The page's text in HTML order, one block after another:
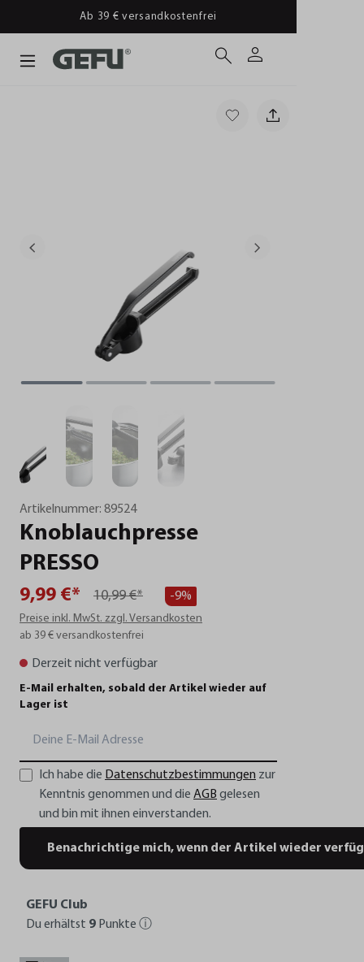
Ab 39 € versandkostenfrei
Artikelnummer: 89524
Knoblauchpresse
PRESSO
9,99 €* 10,99 €* -9%
Preise inkl. MwSt. zzgl. Versandkosten
ab 39 € versandkostenfrei
Derzeit nicht verfügbar
E-Mail erhalten, sobald der Artikel wieder auf
Lager ist
Ich habe die Datenschutzbestimmungen zur
Kenntnis genommen und die AGB gelesen
und bin mit ihnen einverstanden.
Benachrichtige mich, wenn der Artikel wieder
GEFU Club
Du erhältst 9 Punkte ⓘ